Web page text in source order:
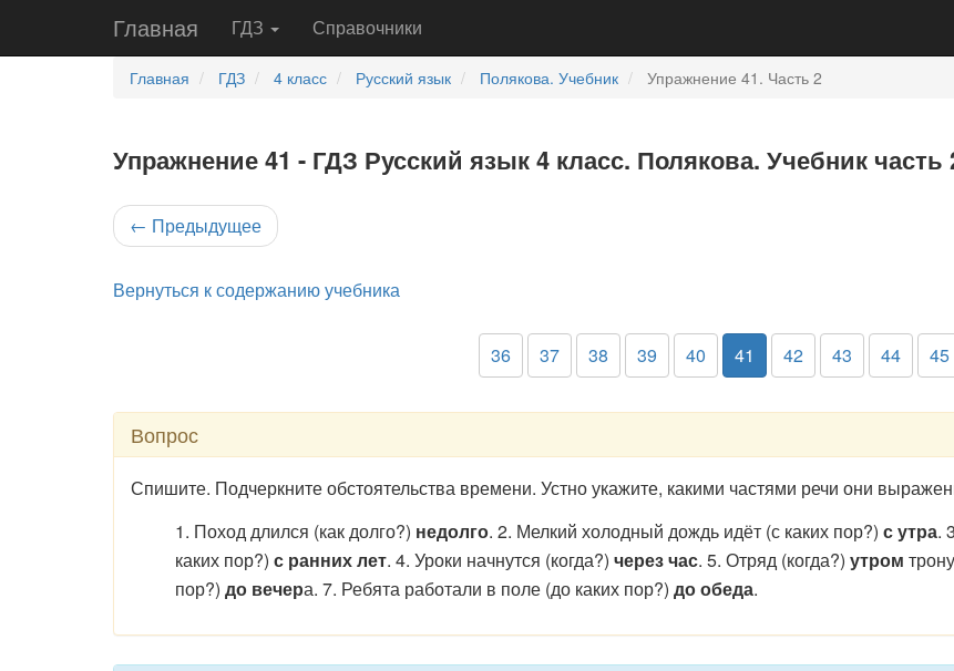
Главная ГДЗ Справочники
Главная ГДЗ 4 класс Русский язык Полякова. Учебник Упражнение 41. Часть 2
Упражнение 41 - ГДЗ Русский язык 4 класс. Полякова. Учебник часть
← Предыдущее
Вернуться к содержанию учебника
36 37 38 39 40 41 42 43 44 45
Вопрос
Спишите. Подчеркните обстоятельства времени. Устно укажите, какими частями речи они
1. Поход длился (как долго?) недолго. 2. Мелкий холодный дождь идёт (с каких пор?) с утра.
каких пор?) с ранних лет. 4. Уроки начнутся (когда?) через час. 5. Отряд (когда?) утром
пор?) до вечера. 7. Ребята работали в поле (до каких пор?) до обеда.